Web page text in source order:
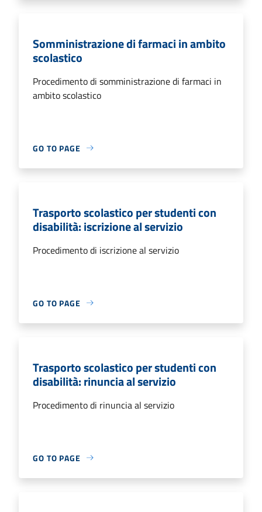
Somministrazione di farmaci in ambito
scolastico
Procedimento di somministrazione di farmaci in
ambito scolastico
GO TO PAGE
Trasporto scolastico per studenti con
disabilità: iscrizione al servizio
Procedimento di iscrizione al servizio
GO TO PAGE
Trasporto scolastico per studenti con
disabilità: rinuncia al servizio
Procedimento di rinuncia al servizio
GO TO PAGE